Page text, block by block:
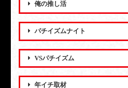
俺の推し活
パチイズムナイト
VSパチイズム
年イチ取材